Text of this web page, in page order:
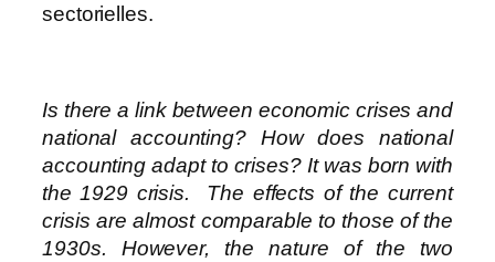
sectorielles.
Is there a link between economic crises and
national accounting? How does national
accounting adapt to crises? It was born with
the 1929 crisis. The effects of the current
crisis are almost comparable to those of the
1930s. However, the nature of the two